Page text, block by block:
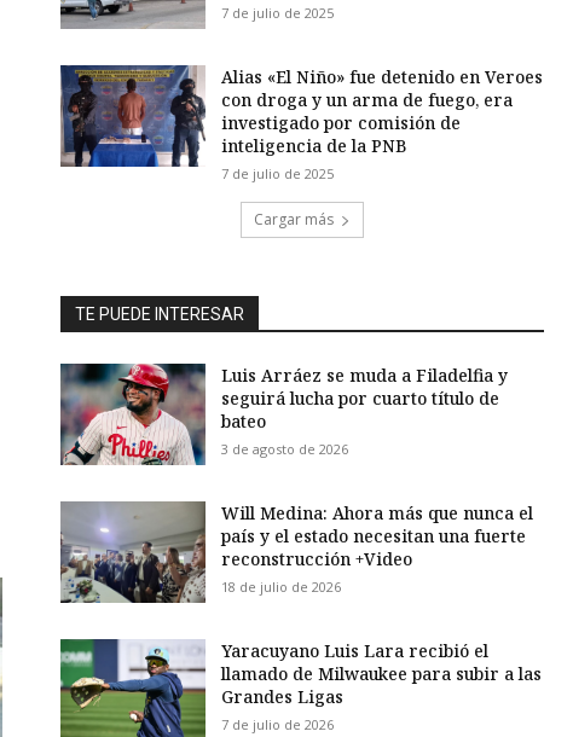
7 de julio de 2025
Alias «El Niño» fue detenido en Veroes
con droga y un arma de fuego, era
investigado por comisión de
inteligencia de la PNB
7 de julio de 2025
Cargar más
TE PUEDE INTERESAR
Luis Arráez se muda a Filadelfia y
seguirá lucha por cuarto título de
bateo
3 de agosto de 2026
Will Medina: Ahora más que nunca el
país y el estado necesitan una fuerte
reconstrucción +Video
18 de julio de 2026
Yaracuyano Luis Lara recibió el
llamado de Milwaukee para subir a las
Grandes Ligas
7 de julio de 2026